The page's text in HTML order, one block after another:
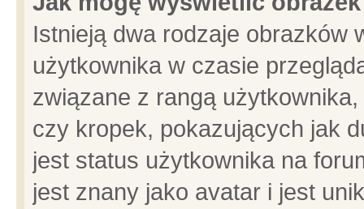
Istnieją dwa rodzaje obrazków
użytkownika w czasie
związane z rangą
czy kropek, pokazujących jak
jest status użytkownika na
jest znany jako avatar i jest